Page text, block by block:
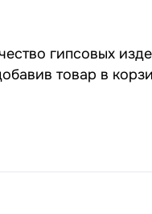
гипсовых
товар в